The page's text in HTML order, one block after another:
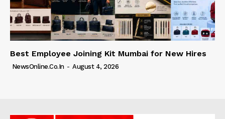
Best Employee Joining Kit Mumbai for New Hires
NewsOnline.co.in - August 4, 2026